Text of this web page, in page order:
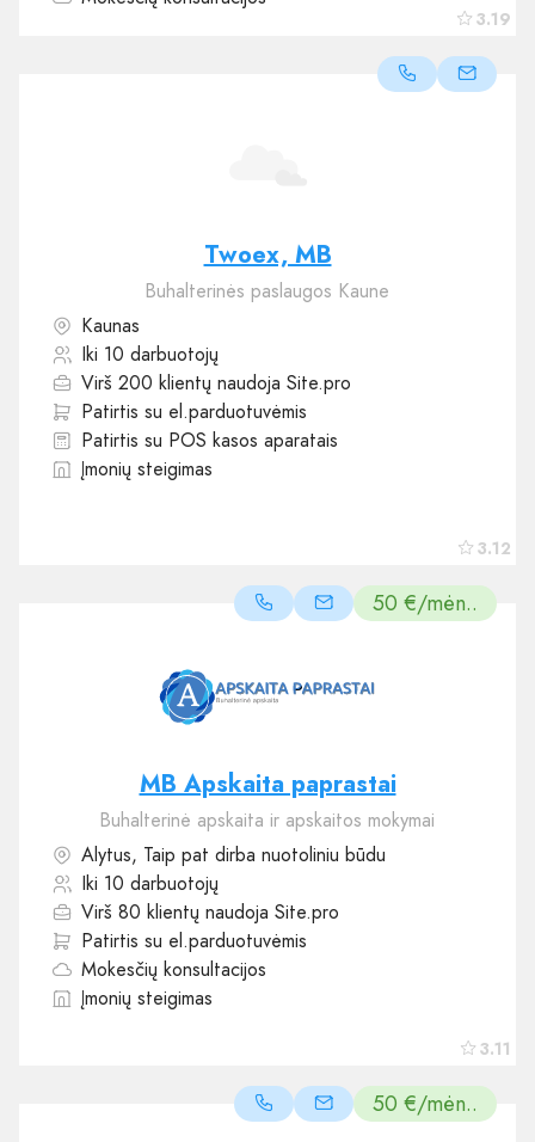
3.19
3.12
Twoex, MB
Buhalterinės paslaugos Kaune
Kaunas
Iki 10 darbuotojų
Virš 200 klientų naudoja Site.pro
Patirtis su el.parduotuvėmis
Patirtis su POS kasos aparatais
Įmonių steigimas
50 €/mėn..
3.11
MB Apskaita paprastai
Buhalterinė apskaita ir apskaitos mokymai
Alytus, Taip pat dirba nuotoliniu būdu
Iki 10 darbuotojų
Virš 80 klientų naudoja Site.pro
Patirtis su el.parduotuvėmis
Mokesčių konsultacijos
Įmonių steigimas
50 €/mėn..